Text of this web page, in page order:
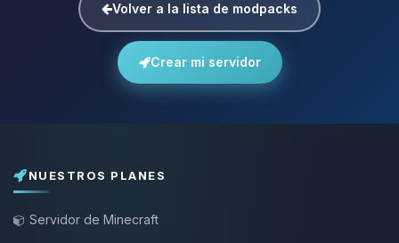
Volver a la lista de modpacks
Crear mi servidor
NUESTROS PLANES
Servidor de Minecraft